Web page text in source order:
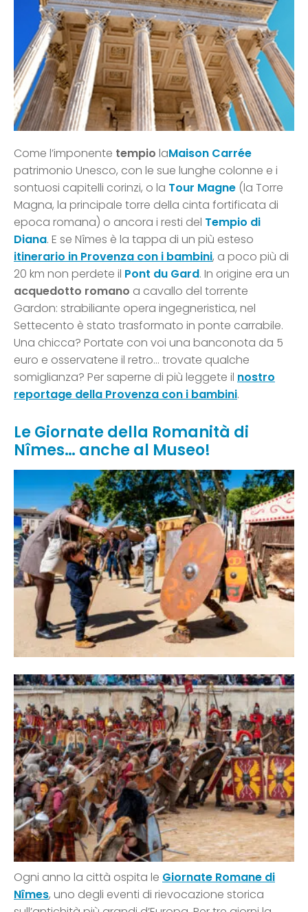
Come l’imponente tempio laMaison Carrée
patrimonio Unesco, con le sue lunghe colonne e i
sontuosi capitelli corinzi, o la Tour Magne (la Torre
Magna, la principale torre della cinta fortificata di
epoca romana) o ancora i resti del Tempio di
Diana. E se Nîmes è la tappa di un più esteso
itinerario in Provenza con i bambini, a poco più di
20 km non perdete il Pont du Gard. In origine era un
acquedotto romano a cavallo del torrente
Gardon: strabiliante opera ingegneristica, nel
Settecento è stato trasformato in ponte carrabile.
Una chicca? Portate con voi una banconota da 5
euro e osservatene il retro… trovate qualche
somiglianza? Per saperne di più leggete il nostro
reportage della Provenza con i bambini.
Le Giornate della Romanità di
Nîmes… anche al Museo!
Ogni anno la città ospita le Giornate Romane di
Nîmes, uno degli eventi di rievocazione storica